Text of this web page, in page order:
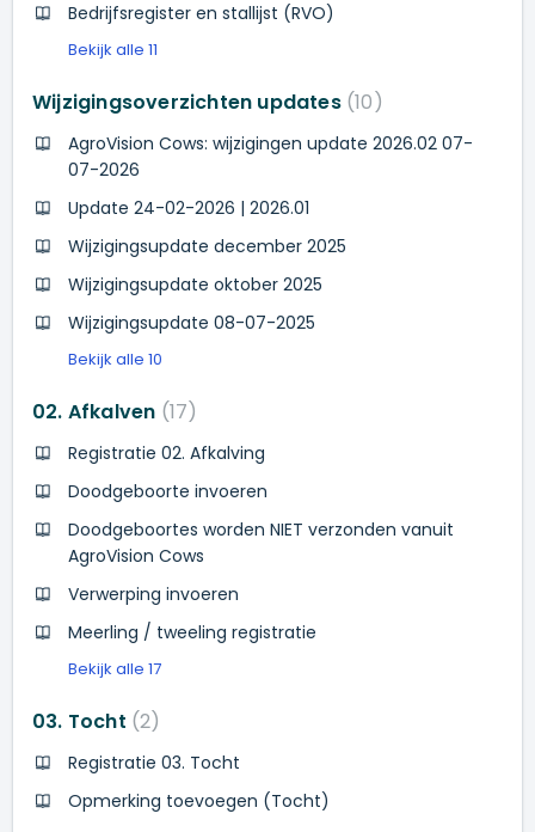
Bedrijfsregister en stallijst (RVO)
Bekijk alle 11
Wijzigingsoverzichten updates 10
AgroVision Cows: wijzigingen update 2026.02 07-
07-2026
Update 24-02-2026 | 2026.01
Wijzigingsupdate december 2025
Wijzigingsupdate oktober 2025
Wijzigingsupdate 08-07-2025
Bekijk alle 10
02. Afkalven 17
Registratie 02. Afkalving
Doodgeboorte invoeren
Doodgeboortes worden NIET verzonden vanuit
AgroVision Cows
Verwerping invoeren
Meerling / tweeling registratie
Bekijk alle 17
03. Tocht 2
Registratie 03. Tocht
Opmerking toevoegen (Tocht)